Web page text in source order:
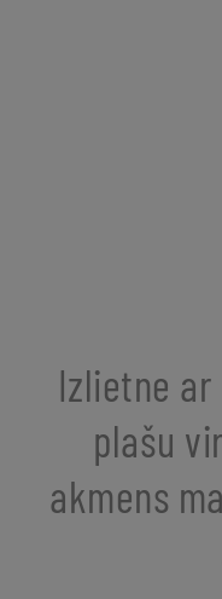
Izlietne
plašu
akmens